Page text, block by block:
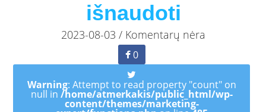
išnaudoti
2023-08-03 / Komentarų nėra
0
Warning: Attempt to read property "count" on
null in /home/atmerkakis/public_html/wp-
content/themes/marketing-